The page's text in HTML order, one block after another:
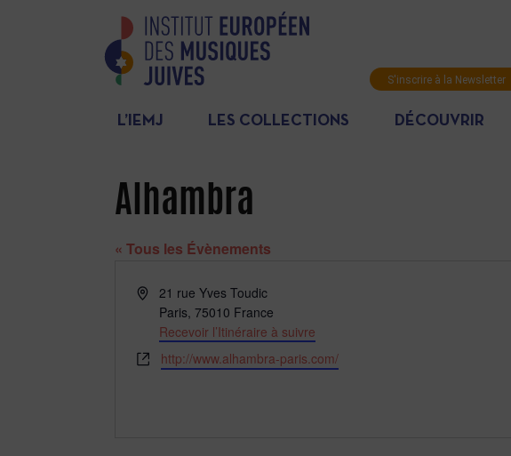
S'inscrire à la Newsletter
L’IEMJ LES COLLECTIONS DÉCOUVRIR
Alhambra
« Tous les Évènements
Adresse21 rue Yves Toudic
Paris, 75010 France
Recevoir l’Itinéraire à suivre
Site
http://www.alhambra-paris.com/